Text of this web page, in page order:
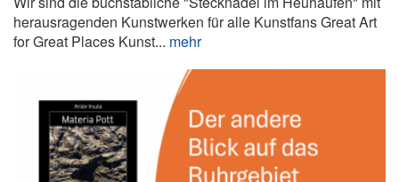
herausragenden Kunstwerken für alle Kunstfans Great Art
for Great Places Kunst... mehr